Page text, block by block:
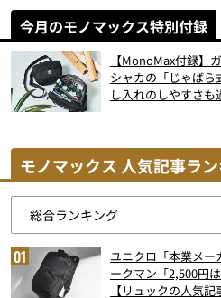
今月のモノマックス特別付録
【MonoMax付録】
シャカの「じゃばら
し入れのしやすさも
モノマックス 人気記事ラ
ユニクロ「本業メー
ークマン「2,500円
【リュックの人気